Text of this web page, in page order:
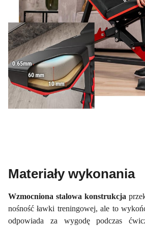
Materiały wykonania
Wzmocniona stalowa konstrukcja
nośność ławki treningowej, ale to
odpowiada za wygodę podczas